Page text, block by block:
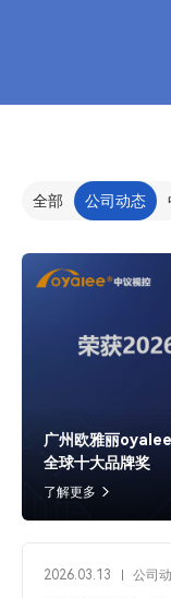
全部 公司动态
广州欧雅丽
全球十大品牌奖
了解更多
2026.03.13 公司